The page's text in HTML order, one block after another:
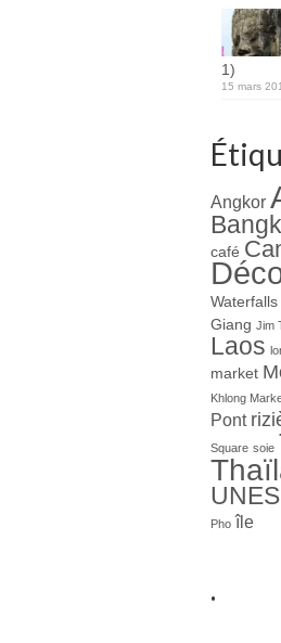
1)
15 mars
Angkor
café
Waterfalls
Giang Jim
Laos
market
Khlong
Pont
Square soie
Pho île
.